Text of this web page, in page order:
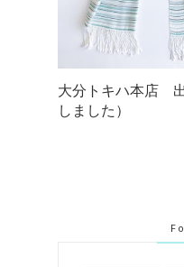
大分トキハ本店
しました）